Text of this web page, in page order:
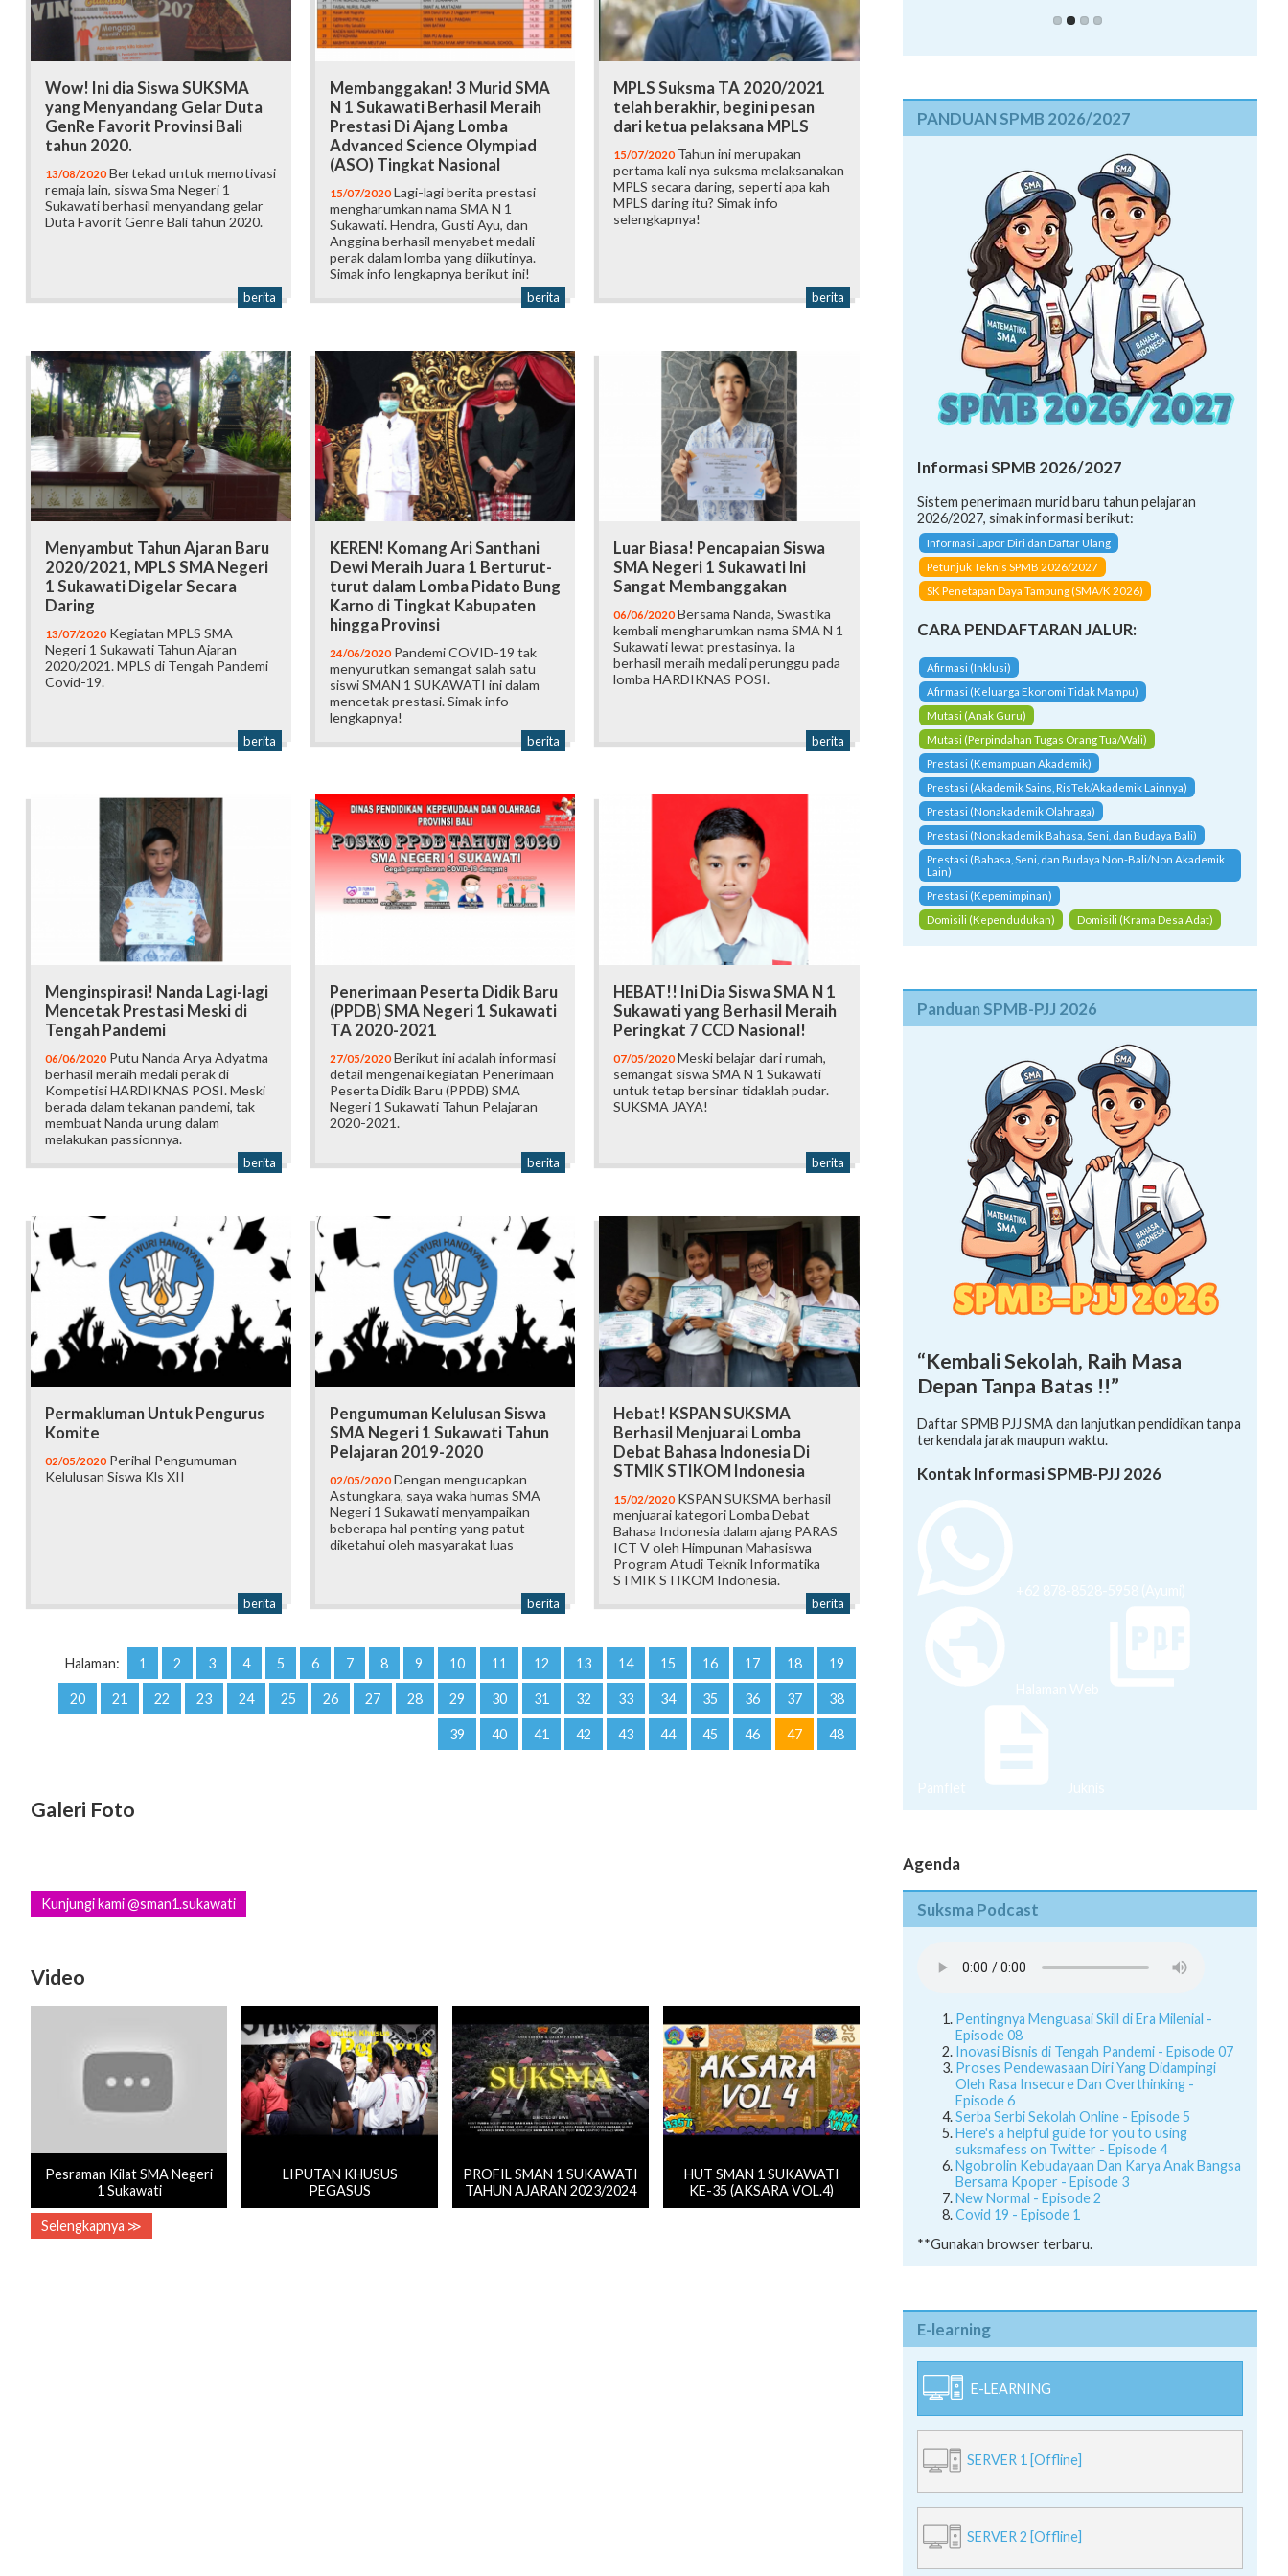
Wow! Ini dia Siswa SUKSMA
yang Menyandang Gelar Duta
GenRe Favorit Provinsi Bali
tahun 2020.
13/08/2020 Bertekad untuk memotivasi
remaja lain, siswa Sma Negeri 1
Sukawati berhasil menyandang gelar
Duta Favorit Genre Bali tahun 2020.
berita
Membanggakan! 3 Murid SMA
N 1 Sukawati Berhasil Meraih
Prestasi Di Ajang Lomba
Advanced Science Olympiad
(ASO) Tingkat Nasional
15/07/2020Lagi-lagi berita prestasi
mengharumkan nama SMA N 1
Sukawati. Hendra, Gusti Ayu, dan
Anggina berhasil menyabet medali
perak dalam lomba yang diikutinya.
Simak info lengkapnya berikut ini!
berita
MPLS Suksma TA 2020/2021
telah berakhir, begini pesan
dari ketua pelaksana MPLS
15/07/2020 Tahun ini merupakan
pertama kali nya suksma melaksanakan
MPLS secara daring, seperti apa kah
MPLS daring itu? Simak info
selengkapnya!
berita
Menyambut Tahun Ajaran Baru
2020/2021, MPLS SMA Negeri
1 Sukawati Digelar Secara
Daring
13/07/2020 Kegiatan MPLS SMA
Negeri 1 Sukawati Tahun Ajaran
2020/2021. MPLS di Tengah Pandemi
Covid-19.
berita
KEREN! Komang Ari Santhani
Dewi Meraih Juara 1 Berturut-
turut dalam Lomba Pidato Bung
Karno di Tingkat Kabupaten
hingga Provinsi
24/06/2020Pandemi COVID-19 tak
menyurutkan semangat salah satu
siswi SMAN 1 SUKAWATI ini dalam
mencetak prestasi. Simak info
lengkapnya!
berita
Luar Biasa! Pencapaian Siswa
SMA Negeri 1 Sukawati Ini
Sangat Membanggakan
06/06/2020 Bersama Nanda, Swastika
kembali mengharumkan nama SMA N 1
Sukawati lewat prestasinya. Ia
berhasil meraih medali perunggu pada
lomba HARDIKNAS POSI.
berita
Menginspirasi! Nanda Lagi-lagi
Mencetak Prestasi Meski di
Tengah Pandemi
06/06/2020 Putu Nanda Arya Adyatma
berhasil meraih medali perak di
Kompetisi HARDIKNAS POSI. Meski
berada dalam tekanan pandemi, tak
membuat Nanda urung dalam
melakukan passionnya.
berita
Penerimaan Peserta Didik Baru
(PPDB) SMA Negeri 1 Sukawati
TA 2020-2021
27/05/2020Berikut ini adalah informasi
detail mengenai kegiatan Penerimaan
Peserta Didik Baru (PPDB) SMA
Negeri 1 Sukawati Tahun Pelajaran
2020-2021.
berita
HEBAT!! Ini Dia Siswa SMA N 1
Sukawati yang Berhasil Meraih
Peringkat 7 CCD Nasional!
07/05/2020 Meski belajar dari rumah,
semangat siswa SMA N 1 Sukawati
untuk tetap bersinar tidaklah pudar.
SUKSMA JAYA!
berita
Permakluman Untuk Pengurus
Komite
02/05/2020 Perihal Pengumuman
Kelulusan Siswa Kls XII
berita
Pengumuman Kelulusan Siswa
SMA Negeri 1 Sukawati Tahun
Pelajaran 2019-2020
02/05/2020Dengan mengucapkan
Astungkara, saya waka humas SMA
Negeri 1 Sukawati menyampaikan
beberapa hal penting yang patut
diketahui oleh masyarakat luas
berita
Hebat! KSPAN SUKSMA
Berhasil Menjuarai Lomba
Debat Bahasa Indonesia Di
STMIK STIKOM Indonesia
15/02/2020 KSPAN SUKSMA berhasil
menjuarai kategori Lomba Debat
Bahasa Indonesia dalam ajang PARAS
ICT V oleh Himpunan Mahasiswa
Program Atudi Teknik Informatika
STMIK STIKOM Indonesia.
berita
Halaman: 1 2 3 4 5 6 7 8 9 10 11 12 13 14 15 16 17 18 19
20 21 22 23 24 25 26 27 28 29 30 31 32 33 34 35 36 37 38
39 40 41 42 43 44 45 46 47 48
Galeri Foto
Kunjungi kami @sman1.sukawati
Video
Pesraman Kilat SMA Negeri
1 Sukawati
LIPUTAN KHUSUS
PEGASUS
PROFIL SMAN 1 SUKAWATI
TAHUN AJARAN 2023/2024
HUT SMAN 1 SUKAWATI
KE-35 (AKSARA VOL.4)
Selengkapnya ≫
PANDUAN SPMB 2026/2027
Informasi SPMB 2026/2027
Sistem penerimaan murid baru tahun pelajaran
2026/2027, simak informasi berikut:
Informasi Lapor Diri dan Daftar Ulang
Petunjuk Teknis SPMB 2026/2027
SK Penetapan Daya Tampung (SMA/K 2026)
CARA PENDAFTARAN JALUR:
Afirmasi (Inklusi)
Afirmasi (Keluarga Ekonomi Tidak Mampu)
Mutasi (Anak Guru)
Mutasi (Perpindahan Tugas Orang Tua/Wali)
Prestasi (Kemampuan Akademik)
Prestasi (Akademik Sains, RisTek/Akademik Lainnya)
Prestasi (Nonakademik Olahraga)
Prestasi (Nonakademik Bahasa, Seni, dan Budaya Bali)
Prestasi (Bahasa, Seni, dan Budaya Non-Bali/Non Akademik
Lain)
Prestasi (Kepemimpinan)
Domisili (Kependudukan)
Domisili (Krama Desa Adat)
Panduan SPMB-PJJ 2026
“Kembali Sekolah, Raih Masa
Depan Tanpa Batas !!”
Daftar SPMB PJJ SMA dan lanjutkan pendidikan tanpa
terkendala jarak maupun waktu.
Kontak Informasi SPMB-PJJ 2026
+62 878-8528-5958 (Ayumi)
Halaman Web
Pamflet Juknis
Agenda
Suksma Podcast
Pentingnya Menguasai Skill di Era Milenial -
Episode 08
Inovasi Bisnis di Tengah Pandemi - Episode 07
Proses Pendewasaan Diri Yang Didampingi
Oleh Rasa Insecure Dan Overthinking -
Episode 6
Serba Serbi Sekolah Online - Episode 5
Here's a helpful guide for you to using
suksmafess on Twitter - Episode 4
Ngobrolin Kebudayaan Dan Karya Anak Bangsa
Bersama Kpoper - Episode 3
New Normal - Episode 2
Covid 19 - Episode 1
**Gunakan browser terbaru.
E-learning
E-LEARNING
SERVER 1 [Offline]
SERVER 2 [Offline]